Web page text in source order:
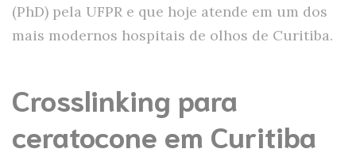
(PhD) pela UFPR e que hoje atende em um dos
mais modernos hospitais de olhos de Curitiba.
Crosslinking para
ceratocone em Curitiba